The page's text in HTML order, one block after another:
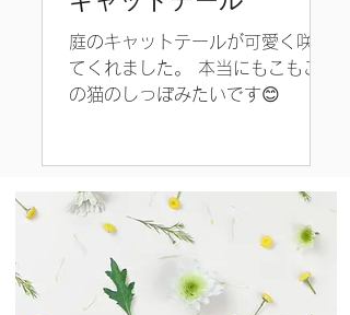
庭のキャットテールが可愛く咲い
てくれました。 本当にもこもこ
の猫のしっぽみたいです😊